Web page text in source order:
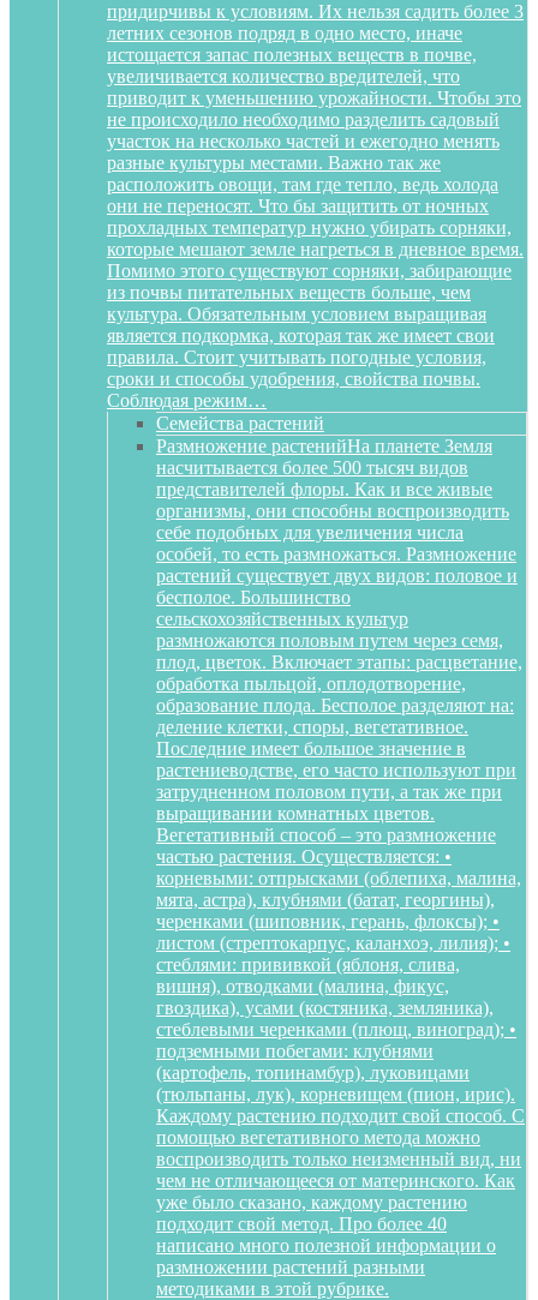
придирчивы к условиям. Их нельзя садить более 3
летних сезонов подряд в одно место, иначе
истощается запас полезных веществ в почве,
увеличивается количество вредителей, что
приводит к уменьшению урожайности. Чтобы это
не происходило необходимо разделить садовый
участок на несколько частей и ежегодно менять
разные культуры местами. Важно так же
расположить овощи, там где тепло, ведь холода
они не переносят. Что бы защитить от ночных
прохладных температур нужно убирать сорняки,
которые мешают земле нагреться в дневное время.
Помимо этого существуют сорняки, забирающие
из почвы питательных веществ больше, чем
культура. Обязательным условием выращивая
является подкормка, которая так же имеет свои
правила. Стоит учитывать погодные условия,
сроки и способы удобрения, свойства почвы.
Соблюдая режим…
Семейства растений
Размножение растенийНа планете Земля
насчитывается более 500 тысяч видов
представителей флоры. Как и все живые
организмы, они способны воспроизводить
себе подобных для увеличения числа
особей, то есть размножаться. Размножение
растений существует двух видов: половое и
бесполое. Большинство
сельскохозяйственных культур
размножаются половым путем через семя,
плод, цветок. Включает этапы: расцветание,
обработка пыльцой, оплодотворение,
образование плода. Бесполое разделяют на:
деление клетки, споры, вегетативное.
Последние имеет большое значение в
растениеводстве, его часто используют при
затрудненном половом пути, а так же при
выращивании комнатных цветов.
Вегетативный способ – это размножение
частью растения. Осуществляется: •
корневыми: отпрысками (облепиха, малина,
мята, астра), клубнями (батат, георгины),
черенками (шиповник, герань, флоксы); •
листом (стрептокарпус, каланхоэ, лилия); •
стеблями: прививкой (яблоня, слива,
вишня), отводками (малина, фикус,
гвоздика), усами (костяника, земляника),
стеблевыми черенками (плющ, виноград); •
подземными побегами: клубнями
(картофель, топинамбур), луковицами
(тюльпаны, лук), корневищем (пион, ирис).
Каждому растению подходит свой способ. С
помощью вегетативного метода можно
воспроизводить только неизменный вид, ни
чем не отличающееся от материнского. Как
уже было сказано, каждому растению
подходит свой метод. Про более 40
написано много полезной информации о
размножении растений разными
методиками в этой рубрике.